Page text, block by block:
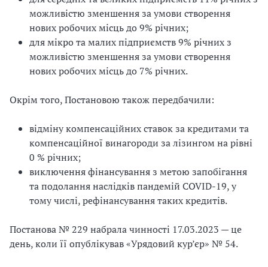
можливістю зменшення за умови створення
нових робочих місць до 9% річних;
для мікро та малих підприємств 9% річних з
можливістю зменшення за умови створення
нових робочих місць до 7% річних.
Окрім того, Постановою також передбачили:
відміну компенсаційних ставок за кредитами та
компенсаційної винагороди за лізингом на рівні
0 % річних;
виключення фінансування з метою запобігання
та подолання наслідків пандемій COVID-19, у
тому числі, рефінансування таких кредитів.
Постанова № 229 набрала чинності 17.03.2023 — це
день, коли її опублікував «Урядовий кур’єр» № 54.